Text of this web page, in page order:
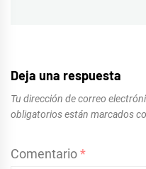
Deja una respuesta
Tu dirección de correo
obligatorios están marcados
Comentario*